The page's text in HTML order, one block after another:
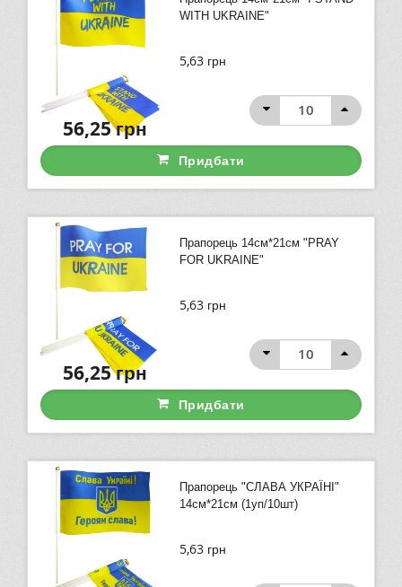
WITH UKRAINE"
5,63 грн
56,25грн
Придбати
Прапорець 14см*21см "PRAY
FOR UKRAINE"
5,63 грн
56,25грн
Придбати
Прапорець "СЛАВА УКРАЇНІ"
14см*21см (1уп/10шт)
5,63 грн